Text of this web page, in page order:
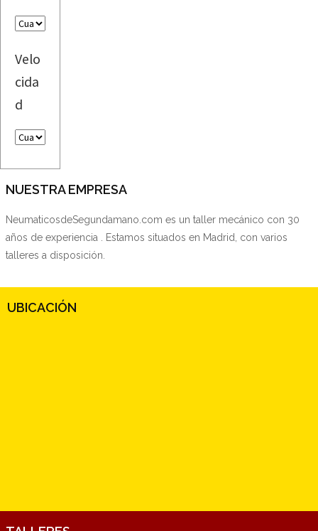
Velo
cida
d
NUESTRA EMPRESA
NeumaticosdeSegundamano.com es un taller mecánico con 30
años de experiencia . Estamos situados en Madrid, con varios
talleres a disposición.
UBICACIÓN